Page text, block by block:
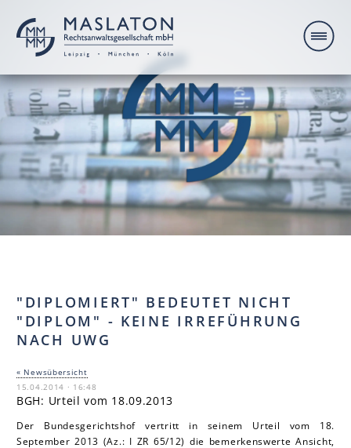
"DIPLOMIERT" BEDEUTET NICHT
"DIPLOM" - KEINE IRREFÜHRUNG
NACH UWG
« Newsübersicht
15.04.2014 · 16:48
BGH: Urteil vom 18.09.2013
Der Bundesgerichtshof vertritt in seinem Urteil vom 18.
September 2013 (Az.: I ZR 65/12) die bemerkenswerte Ansicht,